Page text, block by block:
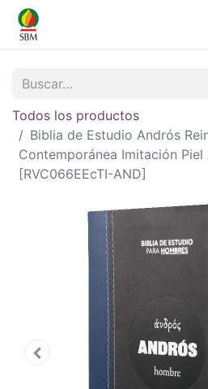
Todos los productos
Biblia de Estudio Andrós
Contemporánea Imitación
[RVC066EEcTI-AND]